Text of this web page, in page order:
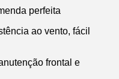
perfeita
ao vento, fácil
frontal e